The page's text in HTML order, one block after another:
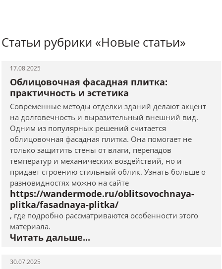
Статьи рубрики «Новые статьи»
17.08.2025
Облицовочная фасадная плитка:
практичность и эстетика
Современные методы отделки зданий делают акцент
на долговечность и выразительный внешний вид.
Одним из популярных решений считается
облицовочная фасадная плитка. Она помогает не
только защитить стены от влаги, перепадов
температур и механических воздействий, но и
придаёт строению стильный облик. Узнать больше о
разновидностях можно на сайте
https://wandermode.ru/oblitsovochnaya-
plitka/fasadnaya-plitka/
, где подробно рассматриваются особенности этого
материала.
Читать дальше...
30.07.2025